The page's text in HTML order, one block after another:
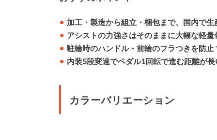
加工・製造から組立・梱包まで、国内で生
アシストの力強さはそのままに大幅な軽
駐輪時のハンドル・前輪のフラつきを防止
内装5段変速でペダル1回転で進む距離が
カラーバリエーション